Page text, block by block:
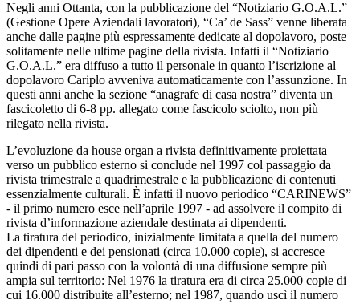
Negli anni Ottanta, con la pubblicazione del “Notiziario G.O.A.L.”
(Gestione Opere Aziendali lavoratori), “Ca’ de Sass” venne liberata
anche dalle pagine più espressamente dedicate al dopolavoro, poste
solitamente nelle ultime pagine della rivista. Infatti il “Notiziario
G.O.A.L.” era diffuso a tutto il personale in quanto l’iscrizione al
dopolavoro Cariplo avveniva automaticamente con l’assunzione. In
questi anni anche la sezione “anagrafe di casa nostra” diventa un
fascicoletto di 6-8 pp. allegato come fascicolo sciolto, non più
rilegato nella rivista.
L’evoluzione da house organ a rivista definitivamente proiettata
verso un pubblico esterno si conclude nel 1997 col passaggio da
rivista trimestrale a quadrimestrale e la pubblicazione di contenuti
essenzialmente culturali. È infatti il nuovo periodico “CARINEWS”
- il primo numero esce nell’aprile 1997 - ad assolvere il compito di
rivista d’informazione aziendale destinata ai dipendenti.
La tiratura del periodico, inizialmente limitata a quella del numero
dei dipendenti e dei pensionati (circa 10.000 copie), si accresce
quindi di pari passo con la volontà di una diffusione sempre più
ampia sul territorio: Nel 1976 la tiratura era di circa 25.000 copie di
cui 16.000 distribuite all’esterno; nel 1987, quando uscì il numero